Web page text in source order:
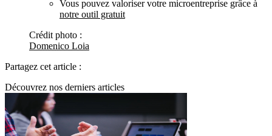
Vous pouvez valoriser votre microentreprise grâce à
notre outil gratuit
Crédit photo :
Domenico Loia
Partagez cet article :
Découvrez nos derniers articles